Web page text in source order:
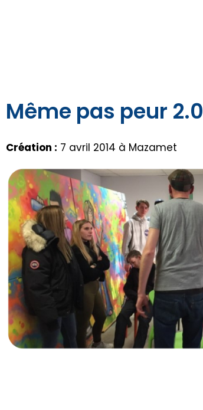
Même pas peur 2.0
Création : 7 avril 2014 à Mazamet